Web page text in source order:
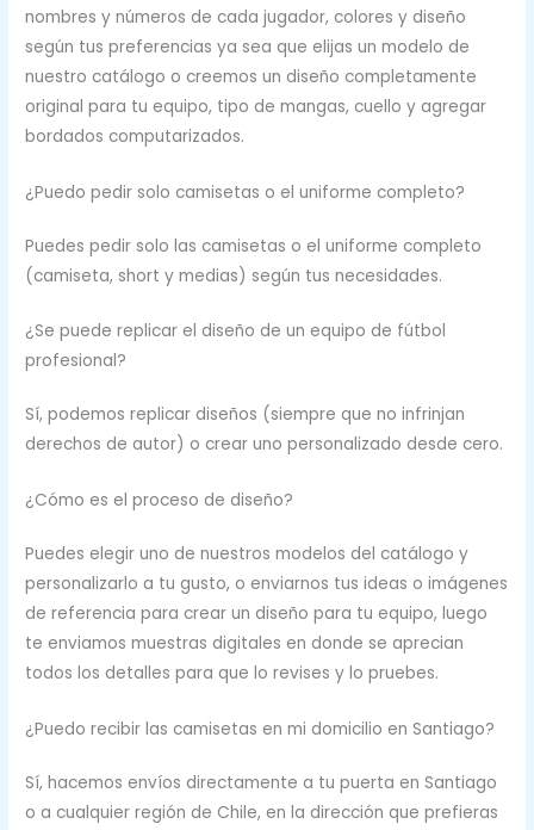
nombres y números de cada jugador, colores y diseño
según tus preferencias ya sea que elijas un modelo de
nuestro catálogo o creemos un diseño completamente
original para tu equipo, tipo de mangas, cuello y agregar
bordados computarizados.
¿Puedo pedir solo camisetas o el uniforme completo?
Puedes pedir solo las camisetas o el uniforme completo
(camiseta, short y medias) según tus necesidades.
¿Se puede replicar el diseño de un equipo de fútbol
profesional?
Sí, podemos replicar diseños (siempre que no infrinjan
derechos de autor) o crear uno personalizado desde cero.
¿Cómo es el proceso de diseño?
Puedes elegir uno de nuestros modelos del catálogo y
personalizarlo a tu gusto, o enviarnos tus ideas o imágenes
de referencia para crear un diseño para tu equipo, luego
te enviamos muestras digitales en donde se aprecian
todos los detalles para que lo revises y lo pruebes.
¿Puedo recibir las camisetas en mi domicilio en Santiago?
Sí, hacemos envíos directamente a tu puerta en Santiago
o a cualquier región de Chile, en la dirección que prefieras